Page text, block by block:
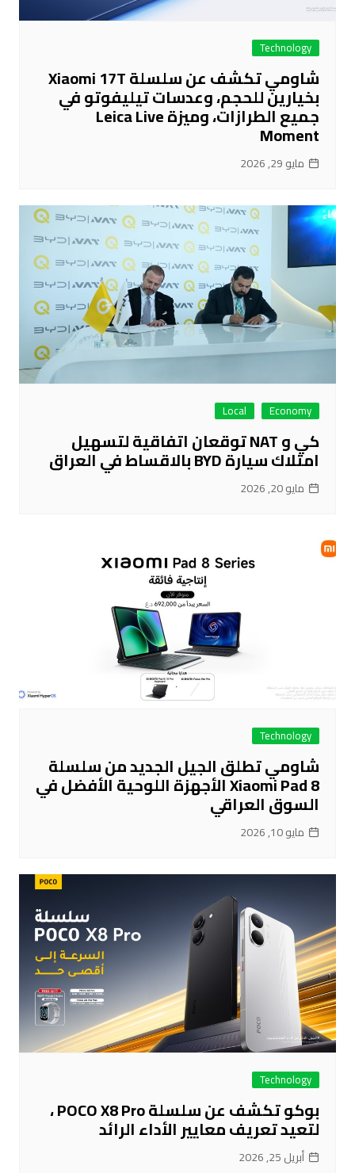
Technology
شاومي تكشف عن سلسلة Xiaomi 17T
بخيارين للحجم، وعدسات تيليفوتو في
جميع الطرازات، وميزة Leica Live
Moment
مايو 29, 2026
Economy
Local
كي و NAT توقعان اتفاقية لتسهيل
امتلاك سيارة BYD بالاقساط في العراق
مايو 20, 2026
Technology
شاومي تطلق الجيل الجديد من سلسلة
Xiaomi Pad 8 الأجهزة اللوحية الأفضل في
السوق العراقي
مايو 10, 2026
Technology
بوكو تكشف عن سلسلة POCO X8 Pro ،
لتعيد تعريف معايير الأداء الرائد
أبريل 25, 2026